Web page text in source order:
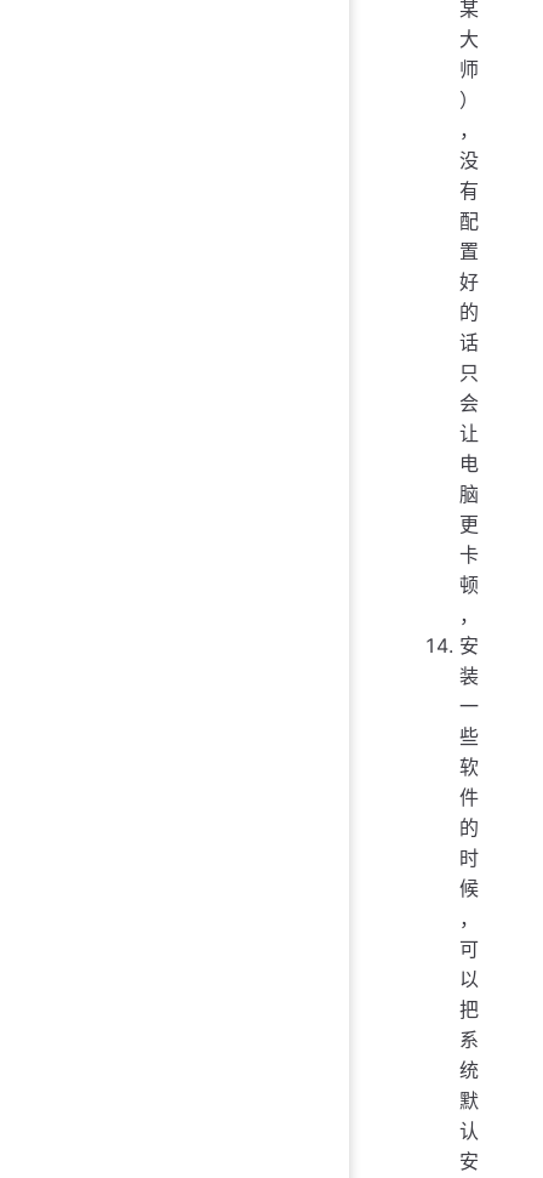
某
大
师
）
，
没
有
配
置
好
的
话
只
会
让
电
脑
更
卡
顿
，
安
装
一
些
软
件
的
时
候
，
可
以
把
系
统
默
认
安